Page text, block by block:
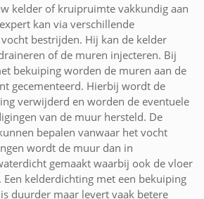
kelder of kruipruimte vakkundig aan
kan via verschillende
bestrijden. Hij kan de kelder
of de muren injecteren. Bij
bekuiping worden de muren aan de
gecementeerd. Hierbij wordt de
verwijderd en worden de eventuele
van de muur hersteld. De
bepalen vanwaar het vocht
wordt de muur dan in
gemaakt waarbij ook de vloer
kelderdichting met een bekuiping
duurder maar levert vaak betere